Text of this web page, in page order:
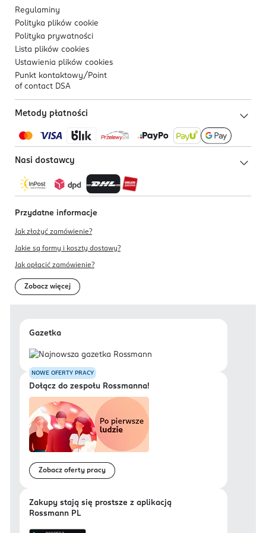
[2] Rekomendacje Polskiego Towarzystwa Ginekologów
i Położników dotyczące suplementacji u kobiet
ciężarnych, 2020 r.;
Regulaminy
Polityka plików cookie
Polityka prywatności
Lista plików cookies
Ustawienia plików cookies
Punkt kontaktowy/ Point
of contact DSA
Metody płatności
Nasi dostawcy
Przydatne informacje
Jak złożyć zamówienie?
Jakie są formy i koszty dostawy?
Jak opłacić zamówienie?
Zobacz więcej
Gazetka
NOWE OFERTY PRACY
Dołącz do zespołu Rossmanna!
Zobacz oferty pracy
Zakupy stają się prostsze z aplikacją
Rossmann PL